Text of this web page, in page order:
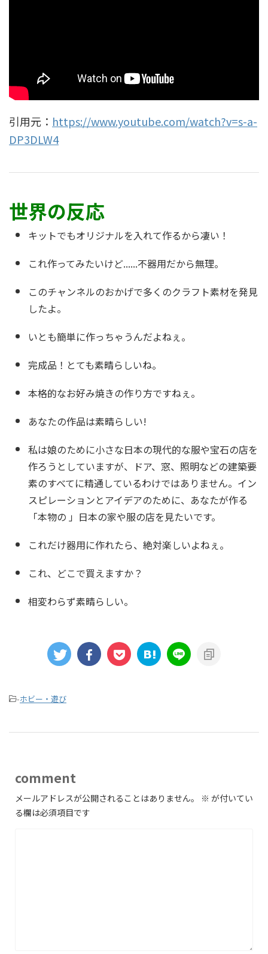
引用元： https://www.youtube.com/watch?v=s-a-
DP3DLW4
世界の反応
キットでもオリジナルを入れて作るから凄い！
これ作ってみたいけど......不器用だから無理。
このチャンネルのおかげで多くのクラフト素材を発見
したよ。
いとも簡単に作っちゃうんだよねぇ。
完成品！とても素晴らしいね。
本格的なお好み焼きの作り方ですねぇ。
あなたの作品は素晴らしい!
私は娘のために小さな日本の現代的な服や宝石の店を
作ろうとしていますが、ドア、窓、照明などの建築要
素のすべてに精通しているわけではありません。イン
スピレーションとアイデアのために、あなたが作る
「本物の 」日本の家や服の店を見たいです。
これだけ器用に作れたら、絶対楽しいよねぇ。
これ、どこで買えますか？
相変わらず素晴らしい。
-ホビー・遊び
comment
メールアドレスが公開されることはありません。 ※ が付いてい
る欄は必須項目です